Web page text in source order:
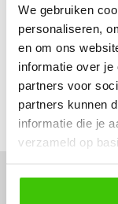
We gebruiken
personaliseren,
en om ons
informatie over
partners voor
partners kunnen
informatie die je
verzameld op
Specificaties
Delen